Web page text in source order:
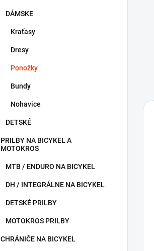
DÁMSKE
Kraťasy
Dresy
Ponožky
Bundy
Nohavice
DETSKÉ
PRILBY NA BICYKEL A
MOTOKROS
MTB / ENDURO NA BICYKEL
DH / INTEGRÁLNE NA BICYKEL
DETSKÉ PRILBY
MOTOKROS PRILBY
CHRÁNIČE NA BICYKEL